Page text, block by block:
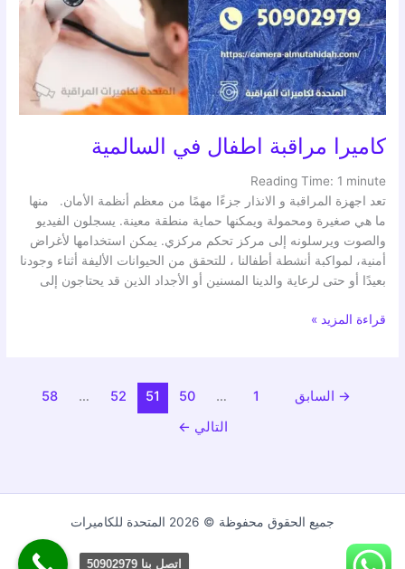
كاميرا مراقبة اطفال في السالمية
Reading Time: 1 minute
تعد اجهزة المراقبة و الانذار جزءًا مهمًا من معظم أنظمة الأمان. منها
ما هي صغيرة ومحمولة ويمكنها حماية منطقة معينة. يسجلون الفيديو
والصوت ويرسلونه إلى مركز تحكم مركزي. يمكن استخدامها لأغراض
أمنية، لمواكبة أنشطة أطفالنا ، للتحقق من الحيوانات الأليفة أثناء وجودنا
بعيدًا أو حتى لرعاية والدينا المسنين أو الأجداد الذين قد يحتاجون إلى
السالمية
قراءة المزيد »
→ السابق 1
…
50
51
52
…
58
التالي ←
جميع الحقوق محفوظة © 2026 المتحدة للكاميرات
اتصل بنا 50902979